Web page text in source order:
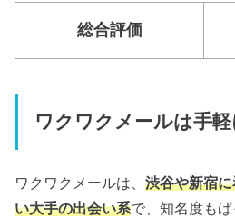
総合評価
ワクワクメールは手
ワクワクメールは、渋谷や新宿
い大手の出会い系で、知名度も